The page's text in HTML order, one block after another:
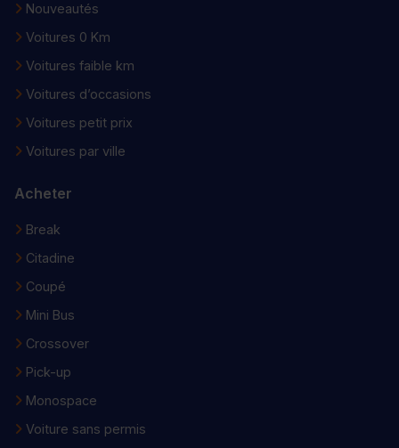
Nouveautés
Voitures 0 Km
Voitures faible km
Voitures d’occasions
Voitures petit prix
Voitures par ville
Acheter
Break
Citadine
Coupé
Mini Bus
Crossover
Pick-up
Monospace
Voiture sans permis